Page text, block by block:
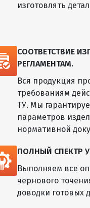
изготовлять
СООТВЕТСТВИЕ
РЕГЛАМЕНТАМ.
Вся продукция
требованиям
ТУ. Мы
параметров
нормативной
ПОЛНЫЙ СПЕКТР
Выполняем все
чернового
доводки готовых